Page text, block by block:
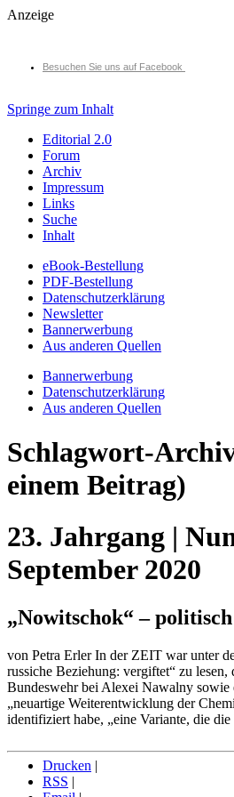
Anzeige
Besuchen Sie uns auf Facebook
Springe zum Inhalt
Editorial 2.0
Forum
Archiv
Impressum
Links
Suche
Inhalt
eBook-Bestellung
PDF-Bestellung
Datenschutzerklärung
Newsletter
Bannerwerbung
Aus anderen Quellen
Bannerwerbung
Datenschutzerklärung
Aus anderen Quellen
Schlagwort-
einem Beitrag)
23. Jahrgang |
September 2020
„Nowitschok“ –
von Petra Erler In der ZEIT war unter
russiche Beziehung: vergiftet“ zu lesen,
Bundeswehr bei Alexei Nawalny sowie
„neuartige Weiterentwicklung der
identifiziert habe, „eine Variante, die
Drucken |
RSS |